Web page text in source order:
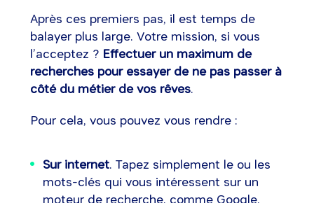
Après ces premiers pas, il est temps de
balayer plus large. Votre mission, si vous
l’acceptez ? Effectuer un maximum de
recherches pour essayer de ne pas passer à
côté du métier de vos rêves.
Pour cela, vous pouvez vous rendre :
Sur internet. Tapez simplement le ou les
mots-clés qui vous intéressent sur un
moteur de recherche, comme Google.